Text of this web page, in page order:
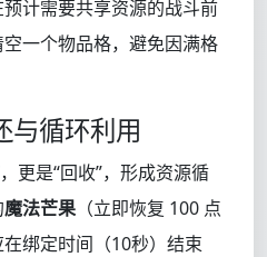
计需要共享资源的战斗前
空一个物品格，避免因满格
与循环利用
更是“回收”，形成资源循
魔法芒果 （立即恢复 100 点
绑定时间（10秒）结束